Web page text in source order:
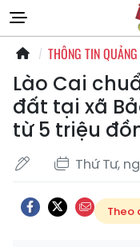
THÔNG TIN
Lào Cai
đất tại xã
từ 5 triệu
Thứ Tư,
Theo